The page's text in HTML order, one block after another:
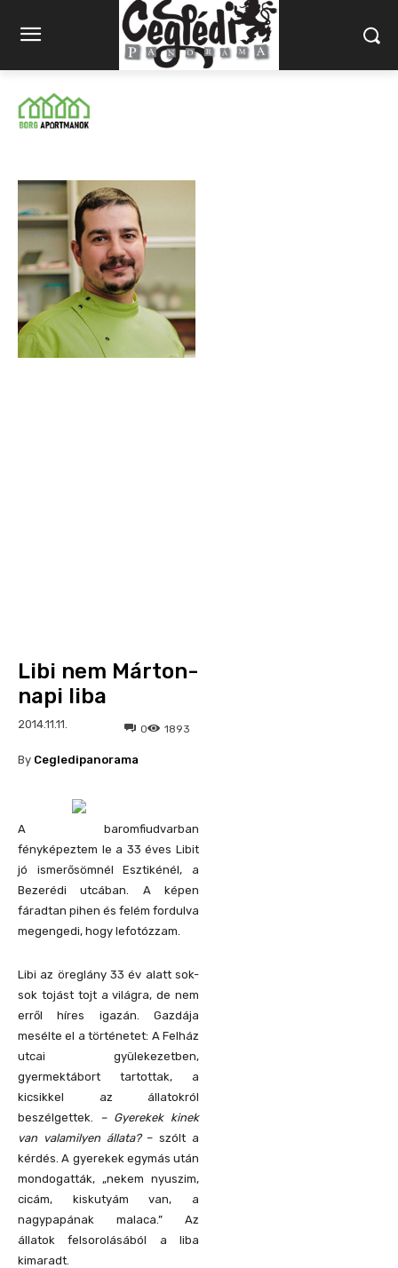
Libi nem Márton-
napi liba
2014.11.11. 1893
0
By Cegledipanorama
A baromfiudvarban
fényképeztem le a 33 éves Libit
jó ismerősömnél Esztikénél, a
Bezerédi utcában. A képen
fáradtan pihen és felém fordulva
megengedi, hogy lefotózzam.
Libi az öreglány 33 év alatt sok-
sok tojást tojt a világra, de nem
erről híres igazán. Gazdája
mesélte el a történetet: A Felház
utcai gyülekezetben,
gyermektábort tartottak, a
kicsikkel az állatokról
beszélgettek.
– Gyerekek kinek
van valamilyen állata?– szólt a
kérdés. A gyerekek egymás után
mondogatták, „nekem nyuszim,
cicám, kiskutyám van, a
nagypapának malaca.” Az
állatok felsorolásából a liba
kimaradt.